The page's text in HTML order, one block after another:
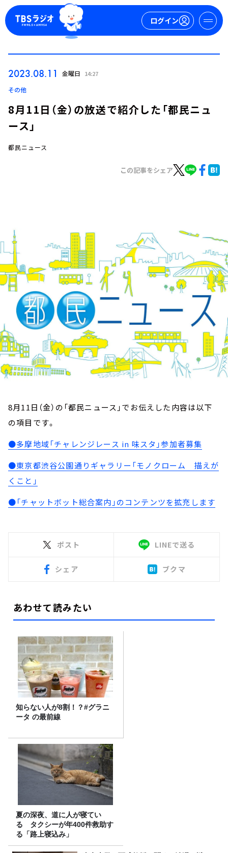
ログイン
イベント・グッズ
YouTube
会社情報
2023.08.11 金曜日 14:27
その他
8月11日（金）の放送で紹介した「都民ニュ
ース」
都民ニュース
この記事をシェア
8月11日（金）の「都民ニュース」でお伝えした内容は以下
の項目です。
●多摩地域「チャレンジレース in 味スタ」参加者募集
●東京都渋谷公園通りギャラリー「モノクローム 描えが
くこと」
●「チャットボット総合案内」のコンテンツを拡充します
ポスト LINEで送る
シェア ブクマ
あわせて読みたい
知らない人が8割！？#グラニ
ータ の最前線
夏の深夜、道に人が寝てい
る タクシーが年400件救助す
る「路上寝込み」